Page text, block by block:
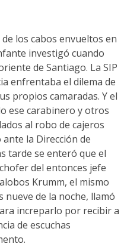
los cabos envueltos en
investigó cuando
de Santiago. La SIP
enfrentaba el dilema de
propios camaradas. Y el
ese carabinero y otros
al robo de cajeros
la Dirección de
tarde se enteró que el
del entonces jefe
Krumm, el mismo
nueve de la noche, llamó
increparlo por recibir a
de escuchas